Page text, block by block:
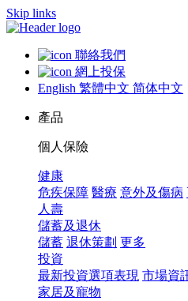
Skip links
聯絡我們
網上投保
English 繁體中文 简体中文
產品
個人保險
健康
危疾保障 醫療 意外及傷病
人壽
儲蓄及退休
儲蓄 退休策劃 更多
投資
最新投資選項表現 市場資
家居及寵物